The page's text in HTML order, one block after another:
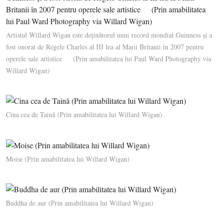
Artistul Willard Wigan este deţinătorul unui record mondial Guinness şi a
fost onorat de Regele Charles al III lea al Marii Britanii în 2007 pentru
operele sale artistice (Prin amabilitatea lui Paul Ward Photography via
Willard Wigan)
Cina cea de Taină (Prin amabilitatea lui Willard Wigan)
Moise (Prin amabilitatea lui Willard Wigan)
Buddha de aur (Prin amabilitatea lui Willard Wigan)